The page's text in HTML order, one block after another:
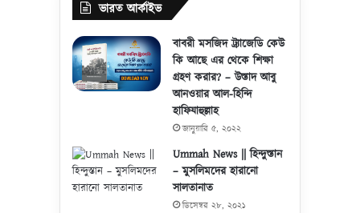
ভারত আর্কাইভ
বাবরী মসজিদ ট্র্যাজেডি কেউ
কি আছে এর থেকে শিক্ষা
গ্রহণ করার? – উস্তাদ আবু
আনওয়ার আল-হিন্দি
হাফিযাহুল্লাহ
জানুয়ারি ৫, ২০২২
Ummah News || হিন্দুস্তান
– মুসলিমদের হারানো
সালতানাত
ডিসেম্বর ২৮, ২০২১